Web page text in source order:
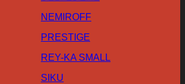
NEMIROFF
PRESTIGE
REY-KA SMALL
SIKU